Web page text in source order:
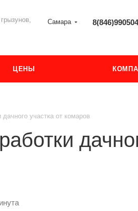
Самара
ЦЕНЫ
участка от комаров